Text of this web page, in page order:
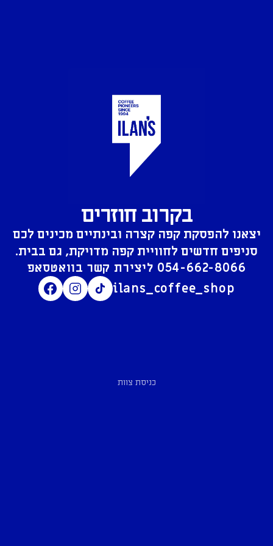
בקרוב חוזרים
יצאנו להפסקת קפה קצרה ובינתיים מכינים לכם
סניפים חדשים לחוויית קפה מדויקת, גם בבית.
054-662-8066
ilans_coffee_shop
כניסת צוות